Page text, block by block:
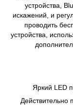
устройства,
искажений, и
проводить
устройства,
Яркий LED
Действительно